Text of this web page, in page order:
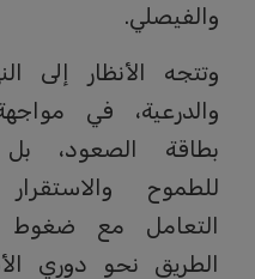
والفيصلي.
وتتجه الأنظار إلى
والدرعية، في
بطاقة الصعود، بل
للطموح
التعامل مع ضغوط
الطريق نحو دوري